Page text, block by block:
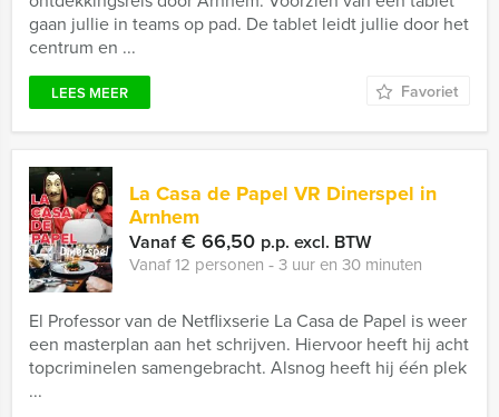
gaan jullie in teams op pad. De tablet leidt jullie door het
centrum en ...
LEES MEER Favoriet
La Casa de Papel VR Dinerspel in
Arnhem
Vanaf€ 66,50 p.p. excl. BTW
Vanaf 12 personen ‐ 3 uur en 30 minuten
El Professor van de Netflixserie La Casa de Papel is weer
een masterplan aan het schrijven. Hiervoor heeft hij acht
topcriminelen samengebracht. Alsnog heeft hij één plek
...